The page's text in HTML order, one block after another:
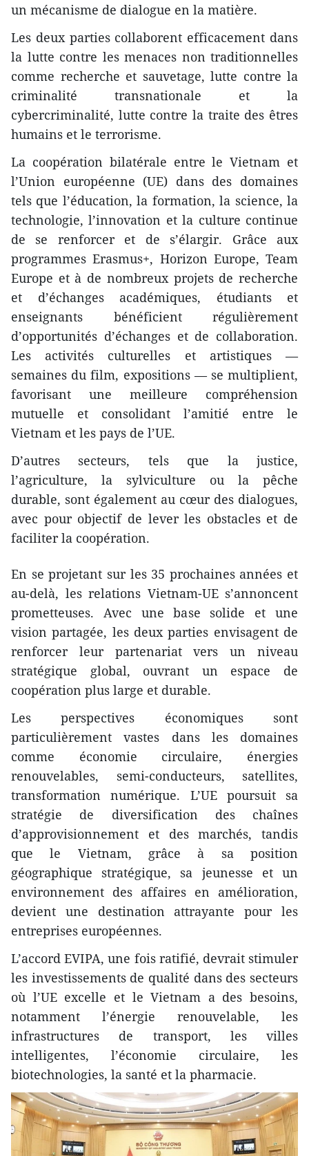
un mécanisme de dialogue en la matière.
Les deux parties collaborent efficacement dans
la lutte contre les menaces non traditionnelles
comme recherche et sauvetage, lutte contre la
criminalité transnationale et la
cybercriminalité, lutte contre la traite des êtres
humains et le terrorisme.
La coopération bilatérale entre le Vietnam et
l’Union européenne (UE) dans des domaines
tels que l’éducation, la formation, la science, la
technologie, l’innovation et la culture continue
de se renforcer et de s’élargir. Grâce aux
programmes Erasmus+, Horizon Europe, Team
Europe et à de nombreux projets de recherche
et d’échanges académiques, étudiants et
enseignants bénéficient régulièrement
d’opportunités d’échanges et de collaboration.
Les activités culturelles et artistiques —
semaines du film, expositions — se multiplient,
favorisant une meilleure compréhension
mutuelle et consolidant l’amitié entre le
Vietnam et les pays de l’UE.
D’autres secteurs, tels que la justice,
l’agriculture, la sylviculture ou la pêche
durable, sont également au cœur des dialogues,
avec pour objectif de lever les obstacles et de
faciliter la coopération.
En se projetant sur les 35 prochaines années et
au-delà, les relations Vietnam-UE s’annoncent
prometteuses. Avec une base solide et une
vision partagée, les deux parties envisagent de
renforcer leur partenariat vers un niveau
stratégique global, ouvrant un espace de
coopération plus large et durable.
Les perspectives économiques sont
particulièrement vastes dans les domaines
comme économie circulaire, énergies
renouvelables, semi-conducteurs, satellites,
transformation numérique. L’UE poursuit sa
stratégie de diversification des chaînes
d’approvisionnement et des marchés, tandis
que le Vietnam, grâce à sa position
géographique stratégique, sa jeunesse et un
environnement des affaires en amélioration,
devient une destination attrayante pour les
entreprises européennes.
L’accord EVIPA, une fois ratifié, devrait stimuler
les investissements de qualité dans des secteurs
où l’UE excelle et le Vietnam a des besoins,
notamment l’énergie renouvelable, les
infrastructures de transport, les villes
intelligentes, l’économie circulaire, les
biotechnologies, la santé et la pharmacie.